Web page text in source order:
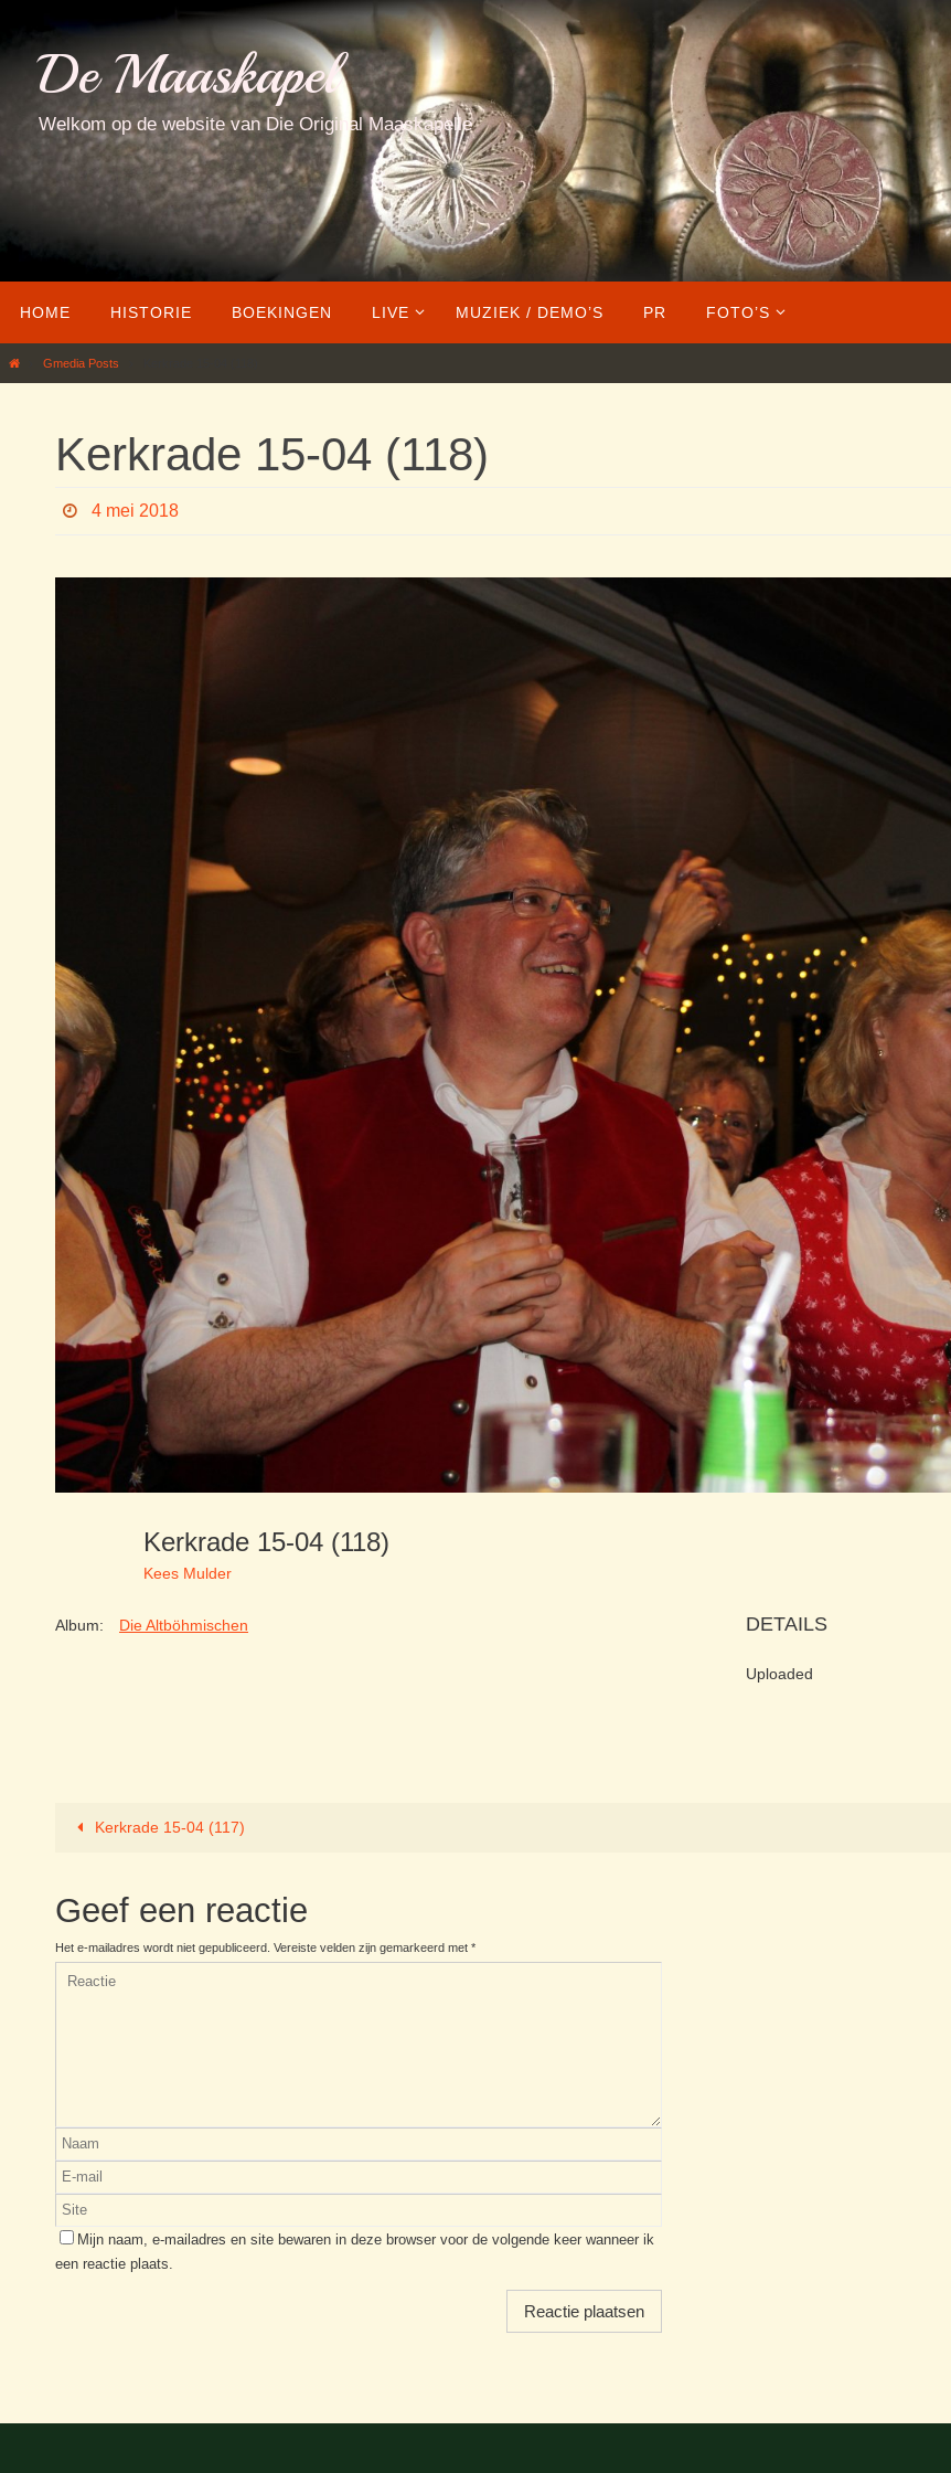
inhoudDe Maaskapel
Welkom op de website van Die Original Maaskapelle
naar
de
HOME HISTORIE BOEKINGEN LIVE MUZIEK / DEMO’S PR FOTO’S
HomeGmedia Posts
Kerkrade 15-04 (118)
4 mei 2018
Kerkrade 15-04 (118)
Kees Mulder
Album: Die Altböhmischen DETAILS
Uploaded
Kerkrade 15-04 (117)
Geef een reactie
Het e-mailadres wordt niet gepubliceerd. Vereiste velden zijn gemarkeerd met *
Mijn naam, e-mailadres en site bewaren in deze browser voor de volgende keer wanneer ik
een reactie plaats.